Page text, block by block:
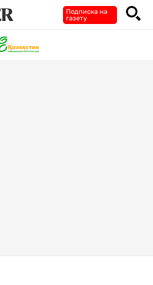
Подписка на
газету